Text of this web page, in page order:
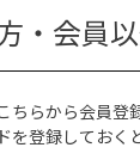
・会員
らから会員登
を登録しておく